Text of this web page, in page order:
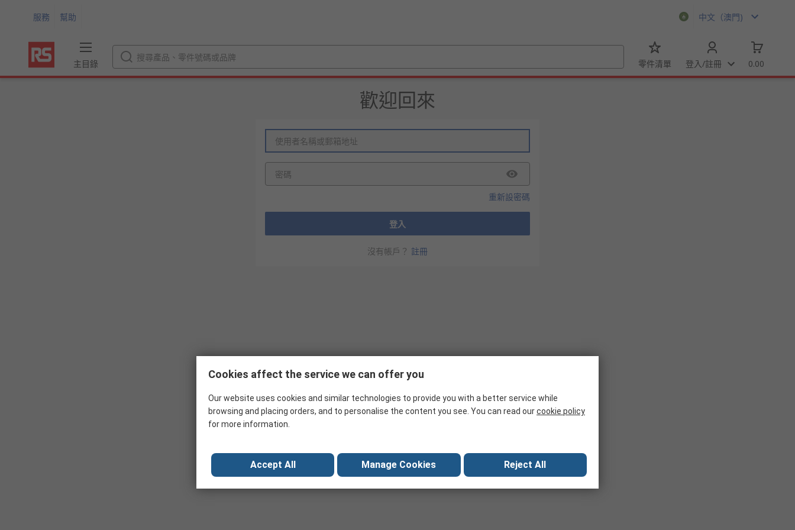
服務 幫助 中文（澳門)
主目錄 零件清單 登入/註冊 0.00
歡迎回來
重新設密碼
登入
沒有帳戶？ 註冊
Cookies affect the service we can offer you
Our website uses cookies and similar technologies to provide you with a better service while
browsing and placing orders, and to personalise the content you see. You can read ourcookie policy
for more information.
Accept All Manage Cookies Reject All